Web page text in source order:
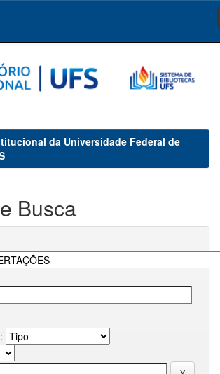
da Universidade Federal de
Busca